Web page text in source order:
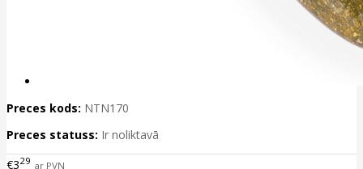
Preces kods: NTN170
Preces statuss: Ir noliktavā
€329 ar PVN